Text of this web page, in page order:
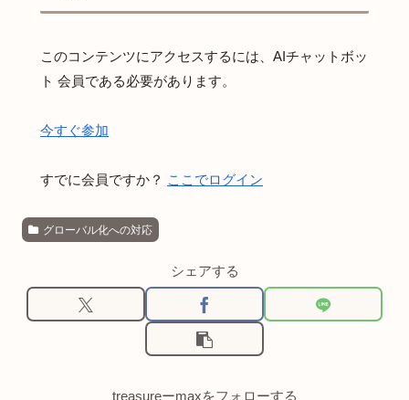
このコンテンツにアクセスするには、AIチャットボッ
ト 会員である必要があります。
今すぐ参加
すでに会員ですか？ ここでログイン
グローバル化への対応
シェアする
treasureーmaxをフォローする